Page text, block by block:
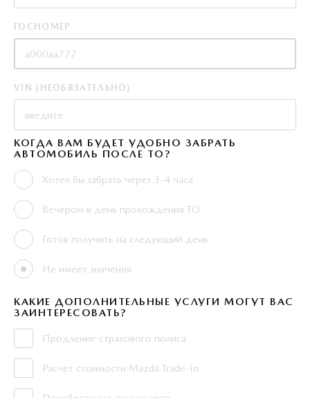
ГОСНОМЕР
VIN (НЕОБЯЗАТЕЛЬНО)
КОГДА ВАМ БУДЕТ УДОБНО ЗАБРАТЬ
АВТОМОБИЛЬ ПОСЛЕ ТО?
Хотел бы забрать через 3-4 часа
Вечером в день прохождения ТО
Готов получить на следующий день
Не имеет значения
КАКИЕ ДОПОЛНИТЕЛЬНЫЕ УСЛУГИ МОГУТ ВАС
ЗАИНТЕРЕСОВАТЬ?
Продление страхового полиса
Расчет стоимости Mazda Trade-In